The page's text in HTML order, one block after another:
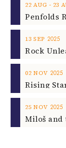
22 AUG ‐ 23
13 SEP 2025
Rock
02 NOV 2025
Rising
25 NOV 2025
Miloš and